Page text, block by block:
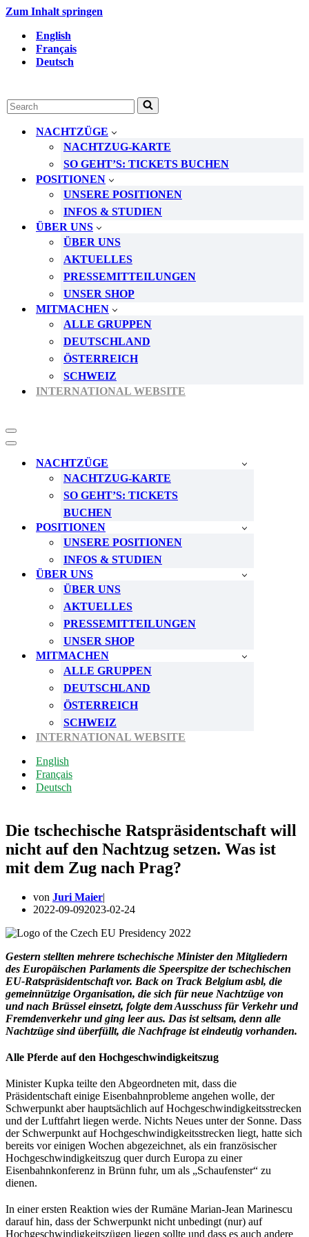
Zum Inhalt springen
English
Français
Deutsch
Suchen
nach …
NACHTZÜGE
NACHTZUG-KARTE
SO GEHT’S: TICKETS BUCHEN
POSITIONEN
UNSERE POSITIONEN
INFOS & STUDIEN
ÜBER UNS
ÜBER UNS
AKTUELLES
PRESSEMITTEILUNGEN
UNSER SHOP
MITMACHEN
ALLE GRUPPEN
DEUTSCHLAND
ÖSTERREICH
SCHWEIZ
INTERNATIONAL WEBSITE
Navigationsmenü
Navigationsmenü
NACHTZÜGE
NACHTZUG-KARTE
SO GEHT’S: TICKETS
BUCHEN
POSITIONEN
UNSERE POSITIONEN
INFOS & STUDIEN
ÜBER UNS
ÜBER UNS
AKTUELLES
PRESSEMITTEILUNGEN
UNSER SHOP
MITMACHEN
ALLE GRUPPEN
DEUTSCHLAND
ÖSTERREICH
SCHWEIZ
INTERNATIONAL WEBSITE
English
Français
Deutsch
Die tschechische Ratspräsidentschaft will
nicht auf den Nachtzug setzen. Was ist
mit dem Zug nach Prag?
von Juri Maier
2022-09-092023-02-24
Gestern stellten mehrere tschechische Minister den Mitgliedern
des Europäischen Parlaments die Speerspitze der tschechischen
EU-Ratspräsidentschaft vor. Back on Track Belgium asbl, die
gemeinnützige Organisation, die sich für neue Nachtzüge von
und nach Brüssel einsetzt, folgte dem Ausschuss für Verkehr und
Fremdenverkehr und ging leer aus. Das ist seltsam, denn alle
Nachtzüge sind überfüllt, die Nachfrage ist eindeutig vorhanden.
Alle Pferde auf den Hochgeschwindigkeitszug
Minister Kupka teilte den Abgeordneten mit, dass die
Präsidentschaft einige Eisenbahnprobleme angehen wolle, der
Schwerpunkt aber hauptsächlich auf Hochgeschwindigkeitsstrecken
und der Luftfahrt liegen werde. Nichts Neues unter der Sonne. Dass
der Schwerpunkt auf Hochgeschwindigkeitsstrecken liegt, hatte sich
bereits vor einigen Wochen abgezeichnet, als ein französischer
Hochgeschwindigkeitszug quer durch Europa zu einer
Eisenbahnkonferenz in Brünn fuhr, um als „Schaufenster“ zu
dienen.
In einer ersten Reaktion wies der Rumäne Marian-Jean Marinescu
darauf hin, dass der Schwerpunkt nicht unbedingt (nur) auf
Hochgeschwindigkeitszügen liegen sollte und dass es auch andere